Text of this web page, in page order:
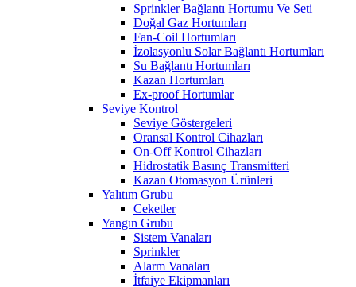
Sprinkler Bağlantı Hortumu Ve Seti
Doğal Gaz Hortumları
Fan-Coil Hortumları
İzolasyonlu Solar Bağlantı Hortumları
Su Bağlantı Hortumları
Kazan Hortumları
Ex-proof Hortumlar
Seviye Kontrol
Seviye Göstergeleri
Oransal Kontrol Cihazları
On-Off Kontrol Cihazları
Hidrostatik Basınç Transmitteri
Kazan Otomasyon Ürünleri
Yalıtım Grubu
Ceketler
Yangın Grubu
Sistem Vanaları
Sprinkler
Alarm Vanaları
İtfaiye Ekipmanları